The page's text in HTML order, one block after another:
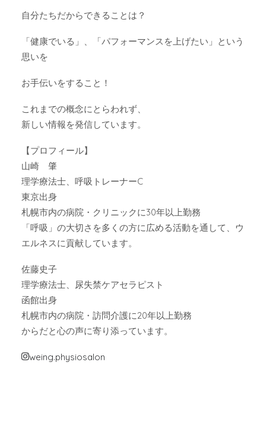
自分たちだからできることは？
「健康でいる」、「パフォーマンスを上げたい」という
思いを
お手伝いをすること！
これまでの概念にとらわれず、
新しい情報を発信しています。
【プロフィール】
山崎 肇
理学療法士、呼吸トレーナーC
東京出身
札幌市内の病院・クリニックに30年以上勤務
「呼吸」の大切さを多くの方に広める活動を通して、ウ
エルネスに貢献しています。
佐藤史子
理学療法士、尿失禁ケアセラピスト
函館出身
札幌市内の病院・訪問介護に20年以上勤務
からだと心の声に寄り添っています。
weing.physiosalon